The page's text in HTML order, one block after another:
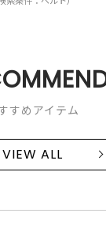
すめアイテム
VIEW ALL